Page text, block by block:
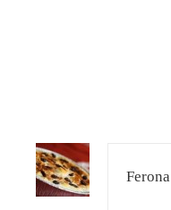
Ferona